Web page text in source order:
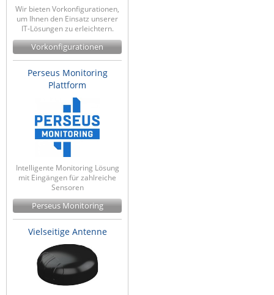
Wir bieten Vorkonfigurationen,
um Ihnen den Einsatz unserer
IT-Lösungen zu erleichtern.
Vorkonfigurationen
Perseus Monitoring
Plattform
Intelligente Monitoring Lösung
mit Eingängen für zahlreiche
Sensoren
Perseus Monitoring
Vielseitige Antenne